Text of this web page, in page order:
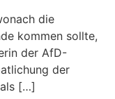
die
kommen sollte,
der AfD-
der
[…]